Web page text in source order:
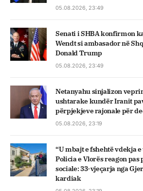
05.08.2026, 23:49
Senati i SHBA konfirmon
Wendt si ambasador në
Donald Trump
05.08.2026, 23:49
Netanyahu sinjalizon
ushtarake kundër Iranit
përpjekjeve rajonale për
05.08.2026, 23:19
“U mbajt e fshehtë vdekja
Policia e Vlorës reagon
sociale: 33-vjeçarja nga
kardiak